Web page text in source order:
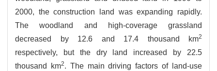
2000, the construction land was expanding rapidly.
The woodland and high-coverage grassland
decreased by 12.6 and 17.4 thousand km2
respectively, but the dry land increased by 22.5
thousand km2. The main driving factors of land-use